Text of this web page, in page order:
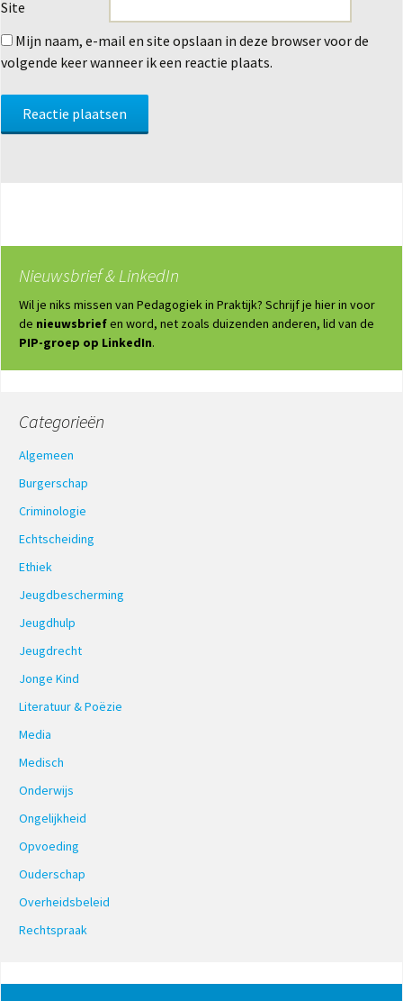
Site
Mijn naam, e-mail en site opslaan in deze browser voor de
volgende keer wanneer ik een reactie plaats.
Nieuwsbrief & LinkedIn
Wil je niks missen van Pedagogiek in Praktijk? Schrijf je hier in voor
de nieuwsbriefen word, net zoals duizenden anderen, lid van de
PIP-groep op LinkedIn.
Categorieën
Algemeen
Burgerschap
Criminologie
Echtscheiding
Ethiek
Jeugdbescherming
Jeugdhulp
Jeugdrecht
Jonge Kind
Literatuur & Poëzie
Media
Medisch
Onderwijs
Ongelijkheid
Opvoeding
Ouderschap
Overheidsbeleid
Rechtspraak